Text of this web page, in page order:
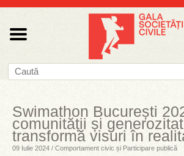
Swimathon București
comunității și
transformă visuri în
09 Iulie 2024 / Comportament civic și Participare publică